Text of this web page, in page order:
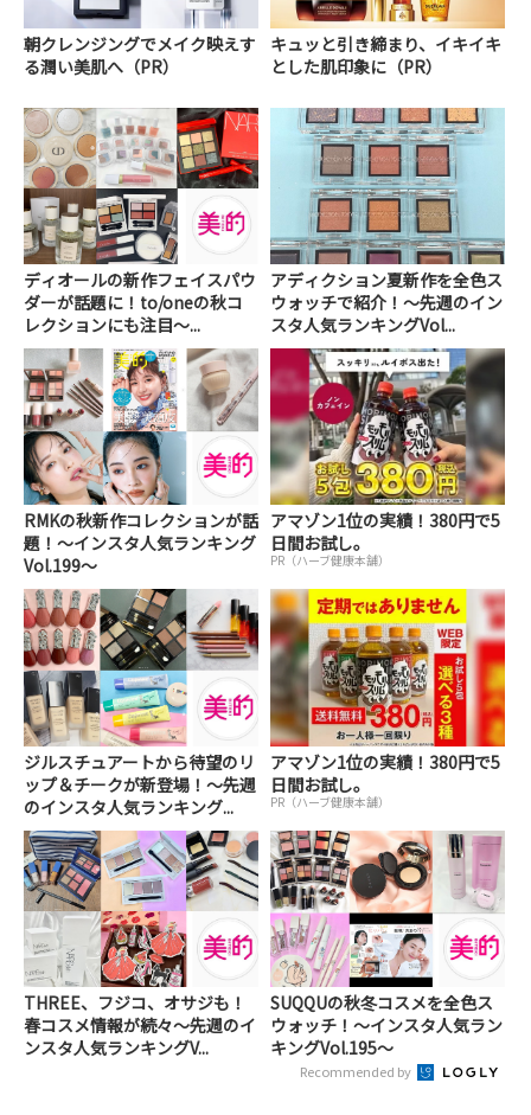
朝クレンジングでメイク映えす
る潤い美肌へ（PR）
キュッと引き締まり、イキイキ
とした肌印象に（PR）
ディオールの新作フェイスパウ
ダーが話題に！to/oneの秋コ
レクションにも注目～...
アディクション夏新作を全色ス
ウォッチで紹介！～先週のイン
スタ人気ランキングVol...
RMKの秋新作コレクションが話
題！～インスタ人気ランキング
Vol.199～
アマゾン1位の実績！380円で5
日間お試し。
PR（ハーブ健康本舗）
ジルスチュアートから待望のリ
ップ＆チークが新登場！～先週
のインスタ人気ランキング...
アマゾン1位の実績！380円で5
日間お試し。
PR（ハーブ健康本舗）
THREE、フジコ、オサジも！
春コスメ情報が続々～先週のイ
ンスタ人気ランキングV...
SUQQUの秋冬コスメを全色ス
ウォッチ！～インスタ人気ラン
キングVol.195～
Recommended by